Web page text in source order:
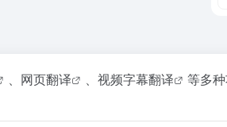
、 网页翻译 、视频字幕翻译
等多